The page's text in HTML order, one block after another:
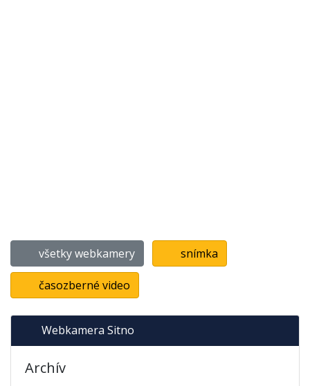
všetky webkamery snímka
časozberné video
Webkamera Sitno
Archív